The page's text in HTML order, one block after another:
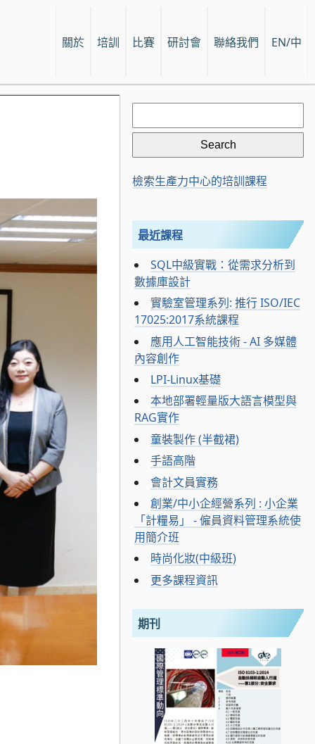
關於 培訓 比賽 研討會 聯絡我們 EN/中
Search
for:
檢索生產力中心的培訓課程
最近課程
SQL中級實戰：從需求分析到
數據庫設計
實驗室管理系列: 推行 ISO/IEC
17025:2017系統課程
應用人工智能技術 - AI 多媒體
內容創作
LPI-Linux基礎
本地部署輕量版大語言模型與
RAG實作
童裝製作 (半截裙)
手語高階
會計文員實務
創業/中小企經營系列 : 小企業
「計糧易」 - 僱員資料管理系統使
用簡介班
時尚化妝(中級班)
更多課程資訊
期刊